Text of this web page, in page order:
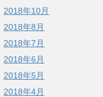
2018年10月
2018年8月
2018年7月
2018年6月
2018年5月
2018年4月